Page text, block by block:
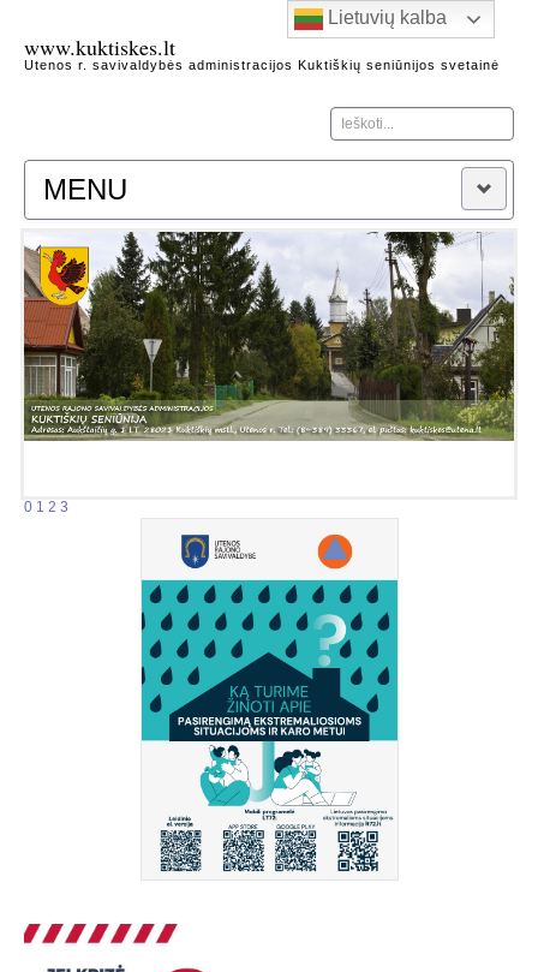
www.kuktiskes.lt
Utenos r. savivaldybės administracijos Kuktiškių seniūnijos svetainė
Ieškoti...
MENU
Naujienos
Apie seniūniją
Kontaktai
Heraldika
Kuktiškių seniūnijos garbės piliečiai
Kuktiškių kraštas
Architektūros, gamtos, istorijos paminklai
Žymūs Kuktiškių krašto žmonės
Kuktiškių istorijos fragmentai
0 1 2 3
Lietuvių kalba